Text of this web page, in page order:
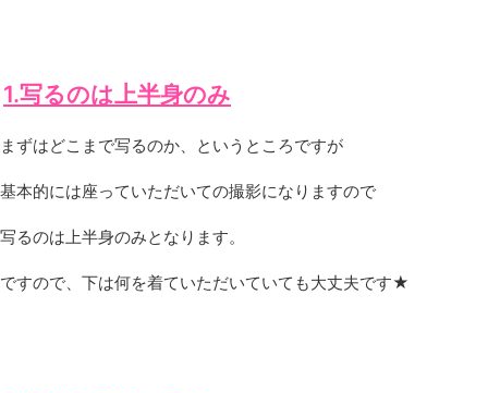
1.写るのは上半身のみ
まずはどこまで写るのか、というところですが
基本的には座っていただいての撮影になりますので
写るのは上半身のみとなります。
ですので、下は何を着ていただいていても大丈夫です★